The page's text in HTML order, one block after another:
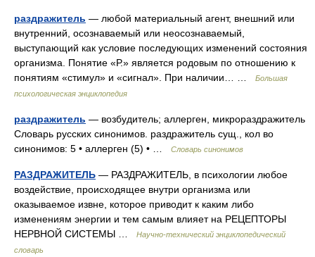
раздражитель — любой материальный агент, внешний или
внутренний, осознаваемый или неосознаваемый,
выступающий как условие последующих изменений состояния
организма. Понятие «Р.» является родовым по отношению к
понятиям «стимул» и «сигнал». При наличии… …
Большая
психологическая энциклопедия
раздражитель — возбудитель; аллерген, микрораздражитель
Словарь русских синонимов. раздражитель сущ., кол во
синонимов: 5 • аллерген (5) • …
Словарь синонимов
РАЗДРАЖИТЕЛЬ — РАЗДРАЖИТЕЛЬ, в психологии любое
воздействие, происходящее внутри организма или
оказываемое извне, которое приводит к каким либо
изменениям энергии и тем самым влияет на РЕЦЕПТОРЫ
НЕРВНОЙ СИСТЕМЫ …
Научно-технический энциклопедический
словарь